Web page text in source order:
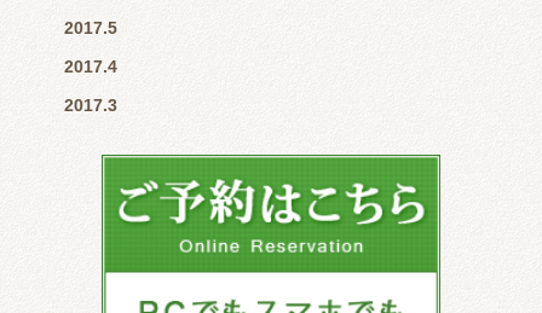
2017.5
2017.4
2017.3